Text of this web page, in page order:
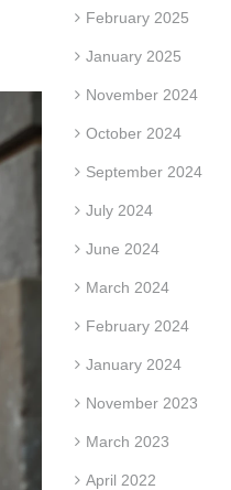
February 2025
January 2025
November 2024
October 2024
September 2024
July 2024
June 2024
March 2024
February 2024
January 2024
November 2023
March 2023
April 2022